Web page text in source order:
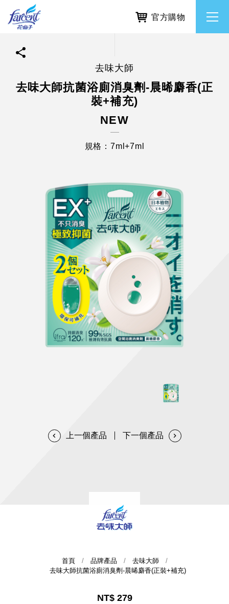
繁體中文
使命與核心價值
所有品牌
居家清潔洗劑
天然清潔洗劑
居家打掃工具
利害關係人互動與經營
透過各種型態及管道與利害關係人建立友善溝通平台
重視企業道德、遵守法治，並積極參與社會公益，追求
股東會相關重要事項與發佈
提升資訊透明度為遵循原則，逐步推動各項制度及辦法
協助解決您對產品的疑問
我們提供完整與品質保證的代工服務(ODM/OEM)
官方購物
去味大師
去味大師抗菌浴廁消臭劑-晨晞麝香(正
裝+補充)
NEW
規格：7ml+7ml
首頁 品牌產品
去味大師
去味大師抗菌浴廁消臭劑-晨晞麝香(正裝+補充)
NT$ 279